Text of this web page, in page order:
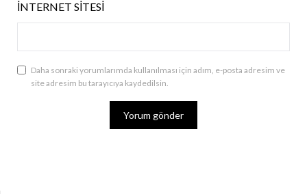
İNTERNET SITESI
Daha sonraki yorumlarımda kullanılması için adım, e-posta adresim ve
site adresim bu tarayıcıya kaydedilsin.